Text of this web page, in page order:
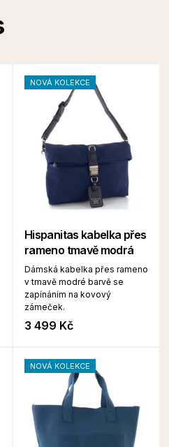
NOVÁ KOLEKCE
Hispanitas kabelka přes
rameno tmavě modrá
Dámská kabelka přes rameno
v tmavě modré barvě se
zapínáním na kovový
zámeček.
3 499 Kč
NOVÁ KOLEKCE